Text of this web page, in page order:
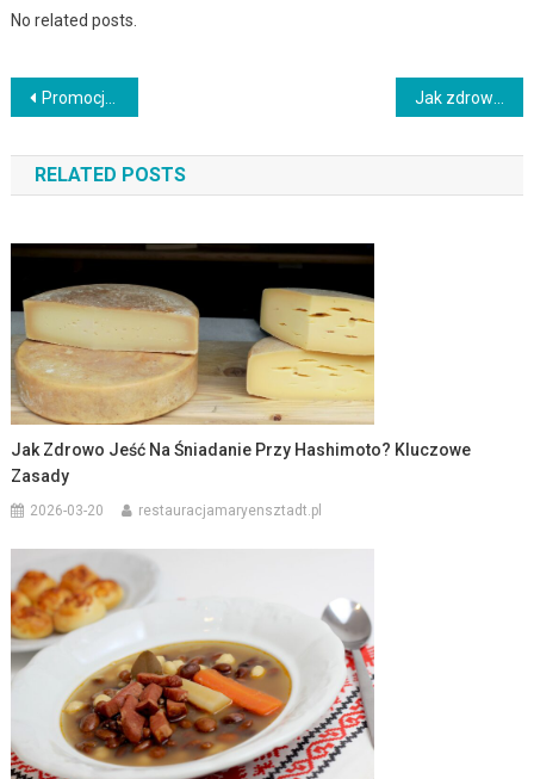
No related posts.
Nawigacja
wpisu
Promocja zdrowia: Kluczowe cele, zadania i działania w społeczeństwie Jak zdrowo jeść na śniadanie przy Hashimoto? Kluczowe zasady
RELATED POSTS
Jak Zdrowo Jeść Na Śniadanie Przy Hashimoto? Kluczowe
Zasady
2026-03-20 restauracjamaryensztadt.pl